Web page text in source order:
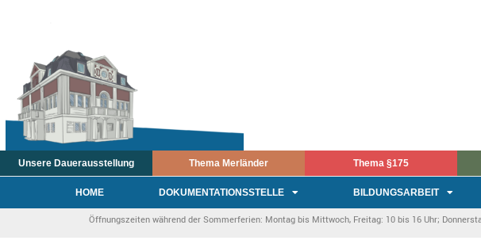
Unsere Dauerausstellung Thema Merländer Thema §175
HOME DOKUMENTATIONSSTELLE BILDUNGSARBEIT
Öffnungszeiten während der Sommerferien: Montag bis Mittwoch, Freitag: 10 bis 16 Uhr;